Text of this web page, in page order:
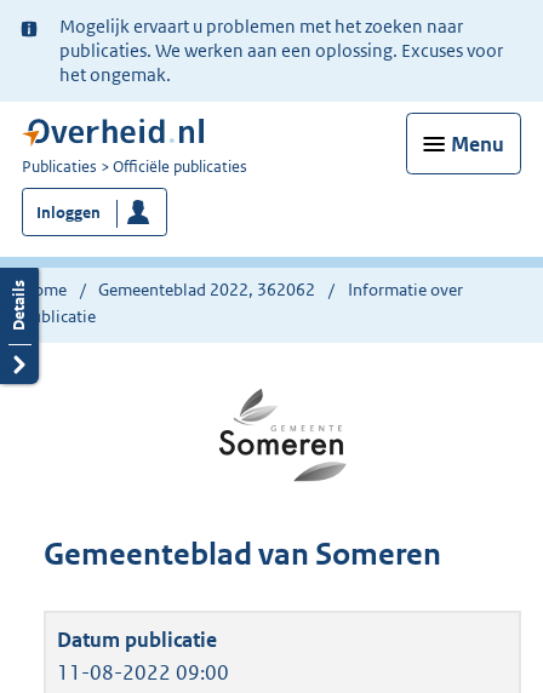
Ter
informatie:
Mogelijk ervaart u problemen met het zoeken naar
publicaties. We werken aan een oplossing. Excuses voor
het ongemak.
Menu
U
bent
nu
hier:
Publicaties Officiële publicaties
Inloggen
Home Gemeenteblad 2022, 362062
Informatie over
publicatie
Gemeenteblad van Someren
11-08-2022 09:00